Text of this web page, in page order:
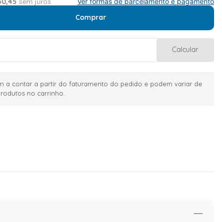
Comprar
Calcular
a contar a partir do faturamento do pedido e podem variar de
no carrinho.